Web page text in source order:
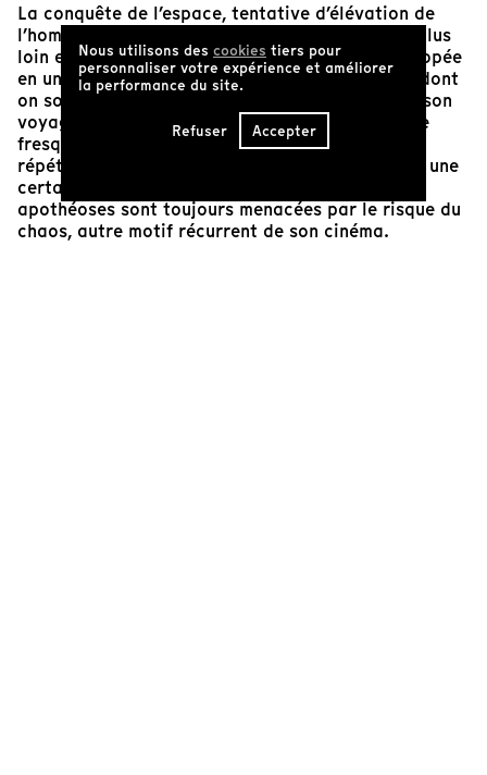
La conquête de l’espace, tentative d’élévation de
l’homme et rêve d’Icare, obsession du toujours plus
loin et plus haut. Pelechian transforme cette épopée
en une nouvelle symphonie visuelle et musicale dont
on sort étourdi, tel le cosmonaute de retour de son
voyage en apesanteur. Son cinéma déploie cette
fresque historique par vagues et poussées,
répétitions et scansions. Le lyrisme n’exclut pas une
certaine dérision et les tensions montées en
apothéoses sont toujours menacées par le risque du
chaos, autre motif récurrent de son cinéma.
Nous utilisons des cookies tiers pour
personnaliser votre expérience et améliorer
la performance du site.
Refuser Accepter